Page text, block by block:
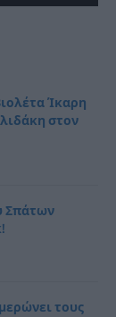
Ίκαρη
στον
Σπάτων
τους